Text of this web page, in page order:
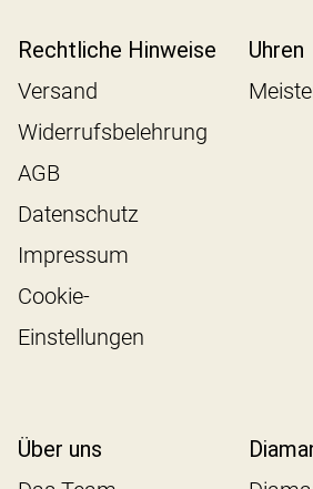
Rechtliche Hinweise
Versand
Widerrufsbelehrung
AGB
Datenschutz
Impressum
Cookie-
Einstellungen
Uhren
Über uns